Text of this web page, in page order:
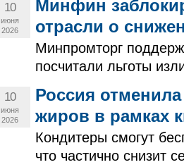
10
июня
2026
Минфин
отрасли о
Минпромторг
посчитали льготы
10
июня
2026
Россия
жиров в рамках
Кондитеры смогут
что частично снизит